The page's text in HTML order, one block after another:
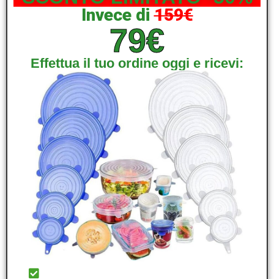
Invece di159€
79€
Effettua il tuo ordine oggi e ricevi: